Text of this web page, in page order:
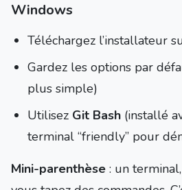
Windows
Téléchargez l’installateur
Gardez les options par
plus simple)
Utilisez Git Bash (installé
terminal “friendly” pour
Mini-parenthèse : un